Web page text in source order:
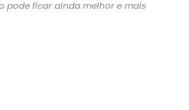
pode ficar ainda melhor e mais